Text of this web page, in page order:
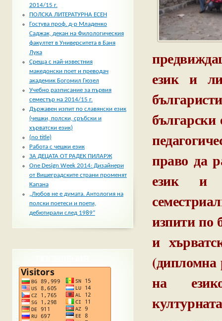
език и
български
право да
език и
изпити по
и
(дипломна
на
2014/15 г.
ПОЛСКА ЛИТЕРАТУРНА ЕСЕН
Гостува проф. д-р Младенко
Саджак, декан на Филологическия
факултет в Университета в Баня
Лука
Среща с най-известния
македонски поет и преводач
академик Богомил Гюзел
Учебно разписание за първия
семестър на 2014/15 г.
Държавен изпит по славянски език
(чешки, полски, сръбски и
хърватски език)
(no title)
Работа с чешки език
ЗА ДЕЦАТА ОТ РАДЕК ПИЛАРЖ
One Design Week 2014: Дизайнери
от Вишеградските страни променят
Капана
„Любов не е думата. Антология на
полски поетеси и поети,
дебютирали след 1989“